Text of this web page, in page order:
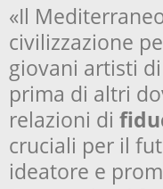
«Il
civilizzazione
giovani artisti
prima di altri
relazioni di
cruciali per il
ideatore e